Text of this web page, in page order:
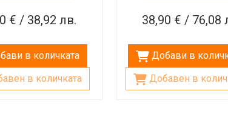
€ / 38,92 лв.
в количката
в количката
38,90 € / 76,08
Добави в
Добавен в